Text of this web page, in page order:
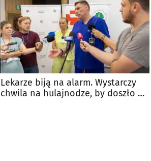
Lekarze biją na alarm. Wystarczy
chwila na hulajnodze, by doszło do